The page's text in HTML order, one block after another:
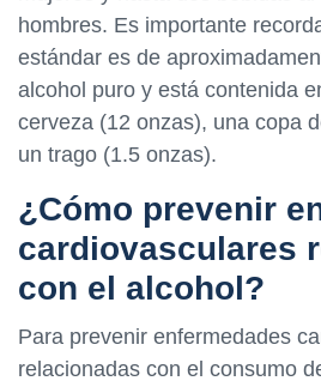
hombres. Es importante
estándar es de
alcohol puro y está contenida
cerveza (12 onzas), una copa
un trago (1.5 onzas).
¿Cómo prevenir
cardiovasculares
con el alcohol?
Para prevenir enfermedades
relacionadas con el consumo